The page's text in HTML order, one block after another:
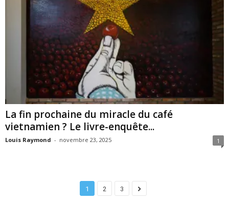
La fin prochaine du miracle du café
vietnamien ? Le livre-enquête...
Louis Raymond - novembre 23, 2025 1
1 2 3